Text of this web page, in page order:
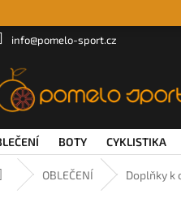
info@pomelo-sport.cz
BOTY CYKLISTIKA
Domů OBLEČENÍ Doplňky k